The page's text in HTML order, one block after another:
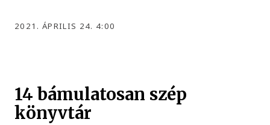
2021. ÁPRILIS 24. 4:00
14 bámulatosan szép
könyvtár